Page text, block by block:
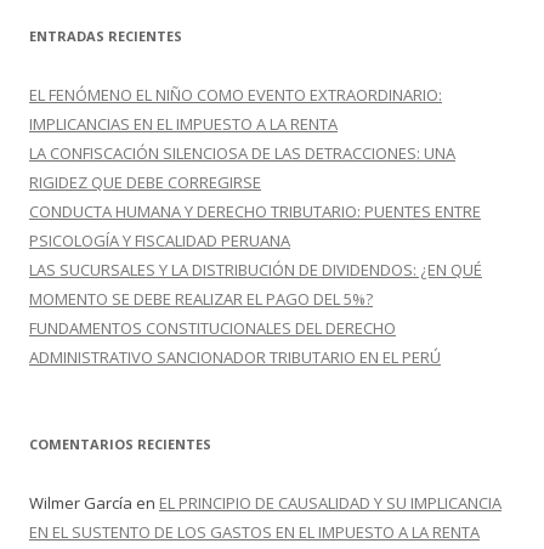
c
r
:
ENTRADAS RECIENTES
EL FENÓMENO EL NIÑO COMO EVENTO EXTRAORDINARIO:
IMPLICANCIAS EN EL IMPUESTO A LA RENTA
LA CONFISCACIÓN SILENCIOSA DE LAS DETRACCIONES: UNA
RIGIDEZ QUE DEBE CORREGIRSE
CONDUCTA HUMANA Y DERECHO TRIBUTARIO: PUENTES ENTRE
PSICOLOGÍA Y FISCALIDAD PERUANA
LAS SUCURSALES Y LA DISTRIBUCIÓN DE DIVIDENDOS: ¿EN QUÉ
MOMENTO SE DEBE REALIZAR EL PAGO DEL 5%?
FUNDAMENTOS CONSTITUCIONALES DEL DERECHO
ADMINISTRATIVO SANCIONADOR TRIBUTARIO EN EL PERÚ
COMENTARIOS RECIENTES
Wilmer García en EL PRINCIPIO DE CAUSALIDAD Y SU IMPLICANCIA
EN EL SUSTENTO DE LOS GASTOS EN EL IMPUESTO A LA RENTA